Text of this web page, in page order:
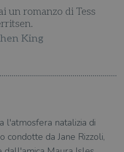
un romanzo di Tess
King
natalizia di
condotte da Jane Rizzoli,